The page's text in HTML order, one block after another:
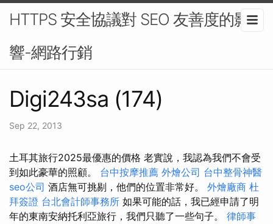
HTTPS 安全協議對 SEO 友善度的影
響-網路行銷
Digi243sa (174)
Sep 22, 2013
土耳其旅行2025最優惠的價格 老實說，我認為我們不會受
到如此豪華的照顧。 台中按摩推薦 外燴公司 台中整骨神醫
seo公司 酒店無可挑剔，他們的位置非常好。 外燴廠商 杜
拜簽證 台北會計師事務所 如果可能的話，我已經申請了明
年的東南安納托利亞旅行，我們只聽了一些句子。 律師事